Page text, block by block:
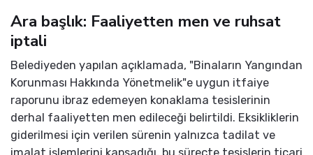
Ara başlık: Faaliyetten men ve ruhsat
iptali
Belediyeden yapılan açıklamada, "Binaların Yangından
Korunması Hakkında Yönetmelik"e uygun itfaiye
raporunu ibraz edemeyen konaklama tesislerinin
derhal faaliyetten men edileceği belirtildi. Eksikliklerin
giderilmesi için verilen sürenin yalnızca tadilat ve